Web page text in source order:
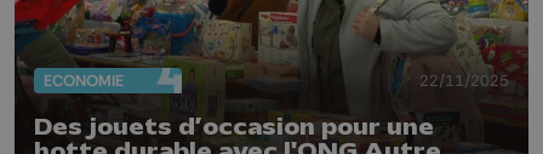
ECONOMIE 22/11/2025
Des jouets d’occasion pour une